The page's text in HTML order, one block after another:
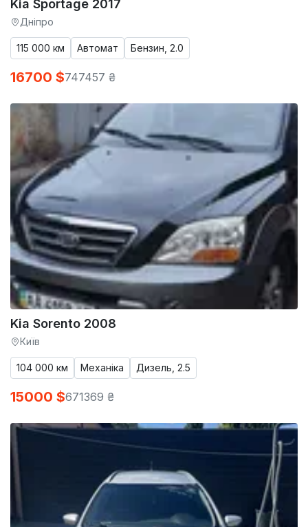
Kia Sportage 2017
Дніпро
115 000 км Автомат Бензин, 2.0
16700 $747457 ₴
Kia Sorento 2008
Київ
104 000 км Механіка Дизель, 2.5
15000 $671369 ₴